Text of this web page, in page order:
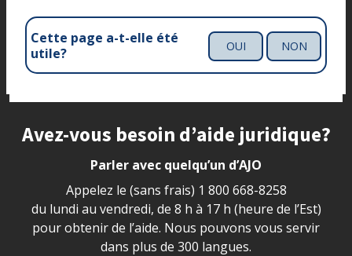
Cette page a-t-elle été
utile?
OUI NON
Site footer
Avez-vous besoin d’aide juridique?
Parler avec quelqu’un d’AJO
Appelez le (sans frais) 1 800 668-8258
du lundi au vendredi, de 8 h à 17 h (heure de l’Est)
pour obtenir de l’aide. Nous pouvons vous servir
dans plus de 300 langues.